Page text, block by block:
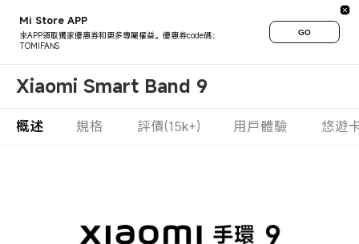
Mi Store APP
來APP領取獨家優惠券和更多專屬權益。優惠券code碼：
TOMIFANS
GO
Xiaomi Smart Band 9
概述 規格 評價(15k+) 用戶體驗 悠遊